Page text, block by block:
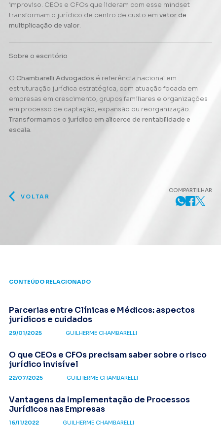
improviso. CEOs e CFOs que lideram com esse mindset
transformam o jurídico de centro de custo em vetor de
multiplicação de valor.
Sobre o escritório
O Chambarelli Advogados é referência nacional em
estruturação jurídica estratégica, com atuação focada em
empresas em crescimento, grupos familiares e organizações
em processo de captação, expansão ou reorganização.
Transformamos o jurídico em alicerce de rentabilidade e
escala.
VOLTAR
COMPARTILHAR
CONTEÚDO RELACIONADO
Parcerias entre Clínicas e Médicos: aspectos
jurídicos e cuidados
29/01/2025 GUILHERME CHAMBARELLI
O que CEOs e CFOs precisam saber sobre o risco
jurídico invisível
22/07/2025 GUILHERME CHAMBARELLI
Vantagens da Implementação de Processos
Jurídicos nas Empresas
16/11/2022 GUILHERME CHAMBARELLI